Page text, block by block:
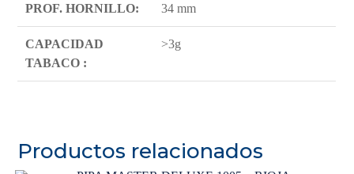
PROF. HORNILLO: 34 mm
CAPACIDAD
TABACO :
>3g
Productos relacionados